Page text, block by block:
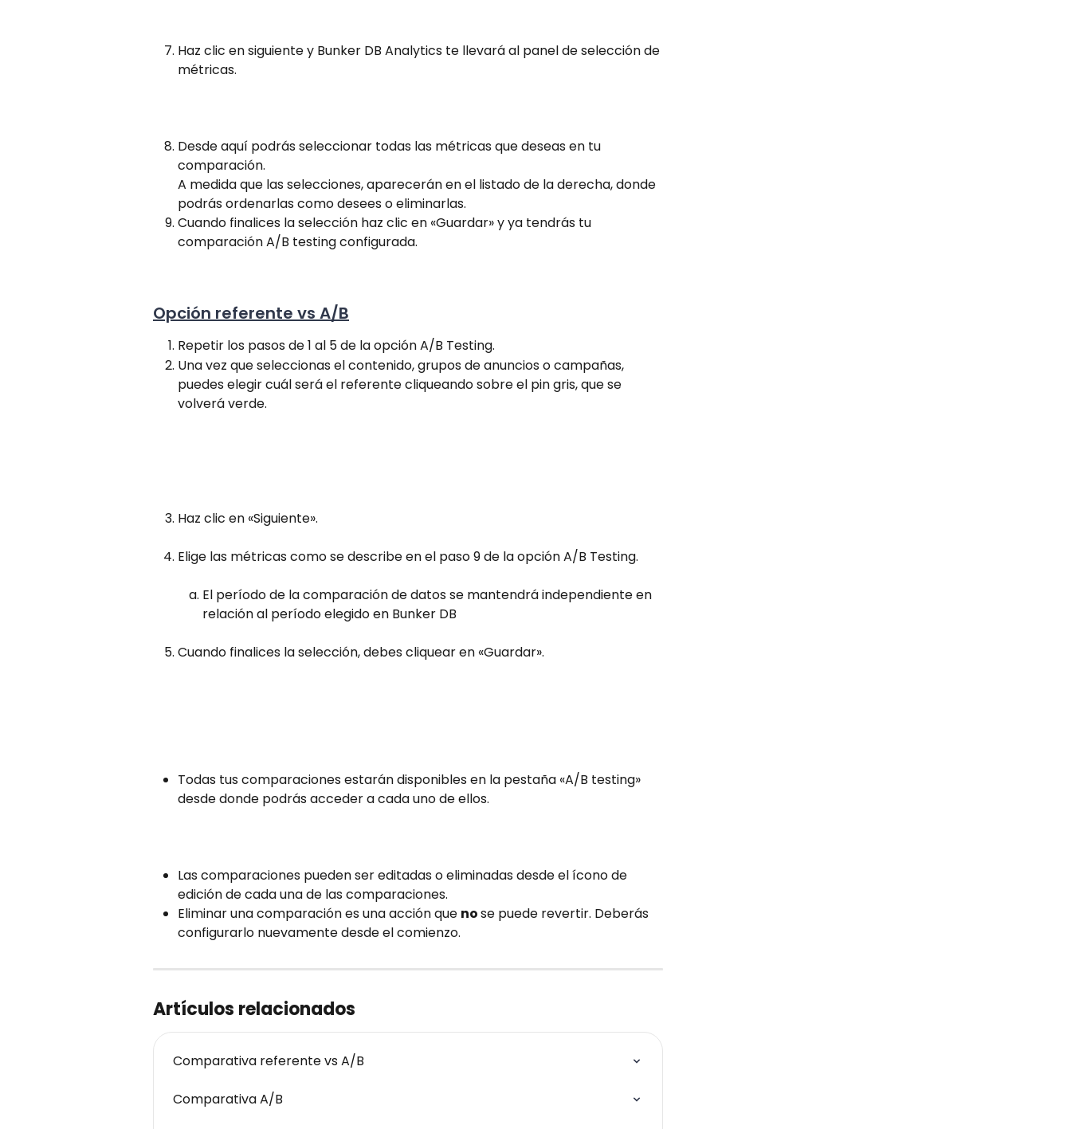
Haz clic en siguiente y Bunker DB Analytics te llevará al panel de selección de
métricas.
Desde aquí podrás seleccionar todas las métricas que deseas en tu
comparación.
A medida que las selecciones, aparecerán en el listado de la derecha, donde
podrás ordenarlas como desees o eliminarlas.
Cuando finalices la selección haz clic en «Guardar» y ya tendrás tu
comparación A/B testing configurada.
Opción referente vs A/B
Repetir los pasos de 1 al 5 de la opción A/B Testing.
Una vez que seleccionas el contenido, grupos de anuncios o campañas,
puedes elegir cuál será el referente cliqueando sobre el pin gris, que se
volverá verde.
Haz clic en «Siguiente».
Elige las métricas como se describe en el paso 9 de la opción A/B Testing.
El período de la comparación de datos se mantendrá independiente en
relación al período elegido en Bunker DB
Cuando finalices la selección, debes cliquear en «Guardar».
Todas tus comparaciones estarán disponibles en la pestaña «A/B testing»
desde donde podrás acceder a cada uno de ellos.
Las comparaciones pueden ser editadas o eliminadas desde el ícono de
edición de cada una de las comparaciones.
Eliminar una comparación es una acción que no se puede revertir. Deberás
configurarlo nuevamente desde el comienzo.
Artículos relacionados
Comparativa referente vs A/B
Comparativa A/B